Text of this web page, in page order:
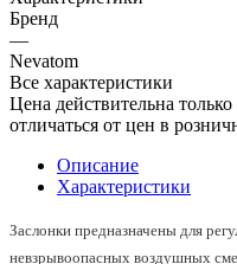
Бренд
—
Nevatom
Все характеристики
Цена действительна
отличаться от цен в
Описание
Характеристики
Заслонки предназначены для
невзрывоопасных воздушных